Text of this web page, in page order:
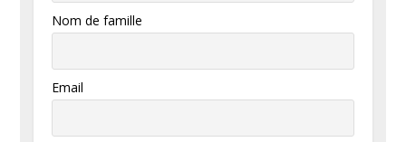
Nom de famille
Email